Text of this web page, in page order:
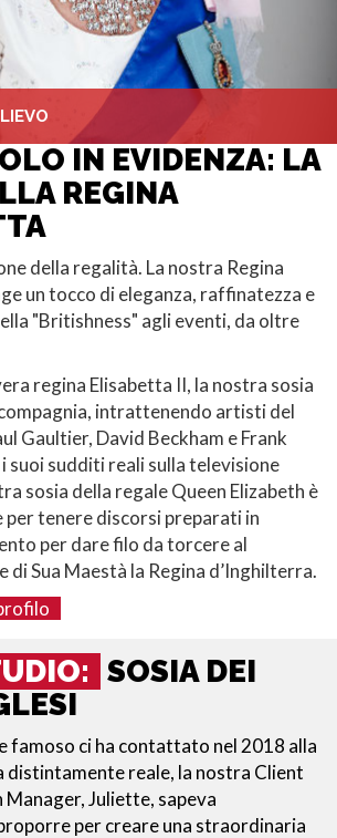
IN EVIDENZA: LA
REGINA
della regalità. La nostra Regina
un tocco di eleganza, raffinatezza e
"Britishness" agli eventi, da oltre
regina Elisabetta II, la nostra sosia
intrattenendo artisti del
Gaultier, David Beckham e Frank
suoi sudditi reali sulla televisione
sosia della regale Queen Elizabeth è
per tenere discorsi preparati in
per dare filo da torcere al
di Sua Maestà la Regina d’Inghilterra.
SOSIA DEI
famoso ci ha contattato nel 2018 alla
distintamente reale, la nostra Client
Juliette, sapeva
per creare una straordinaria